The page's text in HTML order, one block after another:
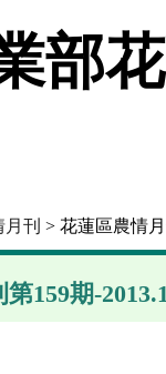
部
月刊 > 花蓮區農情
159期-